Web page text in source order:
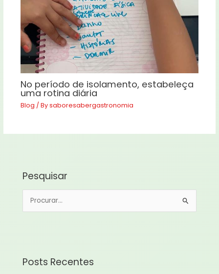
No período de isolamento, estabeleça
uma rotina diária
Blog / Bysaboresabergastronomia
Pesquisar
iPosts Recentes